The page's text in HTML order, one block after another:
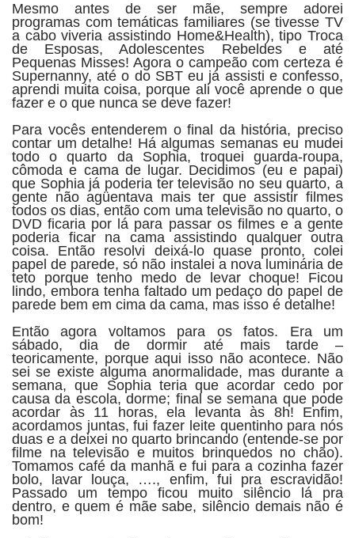
Mesmo antes de ser mãe, sempre adorei
programas com temáticas familiares (se tivesse TV
a cabo viveria assistindo Home&Health), tipo Troca
de Esposas, Adolescentes Rebeldes e até
Pequenas Misses! Agora o campeão com certeza é
Supernanny, até o do SBT eu já assisti e confesso,
aprendi muita coisa, porque ali você aprende o que
fazer e o que nunca se deve fazer!
Para vocês entenderem o final da história, preciso
contar um detalhe! Há algumas semanas eu mudei
todo o quarto da Sophia, troquei guarda-roupa,
cômoda e cama de lugar. Decidimos (eu e papai)
que Sophia já poderia ter televisão no seu quarto, a
gente não agüentava mais ter que assistir filmes
todos os dias, então com uma televisão no quarto, o
DVD ficaria por lá para passar os filmes e a gente
poderia ficar na cama assistindo qualquer outra
coisa. Então resolvi deixá-lo quase pronto, colei
papel de parede, só não instalei a nova luminária de
teto porque tenho medo de levar choque! Ficou
lindo, embora tenha faltado um pedaço do papel de
parede bem em cima da cama, mas isso é detalhe!
Então agora voltamos para os fatos. Era um
sábado, dia de dormir até mais tarde –
teoricamente, porque aqui isso não acontece. Não
sei se existe alguma anormalidade, mas durante a
semana, que Sophia teria que acordar cedo por
causa da escola, dorme; final se semana que pode
acordar às 11 horas, ela levanta às 8h! Enfim,
acordamos juntas, fui fazer leite quentinho para nós
duas e a deixei no quarto brincando (entende-se por
filme na televisão e muitos brinquedos no chão).
Tomamos café da manhã e fui para a cozinha fazer
bolo, lavar louça, …., enfim, fui pra escravidão!
Passado um tempo ficou muito silêncio lá pra
dentro, e quem é mãe sabe, silêncio demais não é
bom!